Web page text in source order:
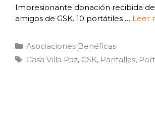
Impresionante donación recibida
amigos de GSK. 10 portátiles … Leer
Asociaciones Benéficas
Casa Villa Paz, GSK, Pantallas,